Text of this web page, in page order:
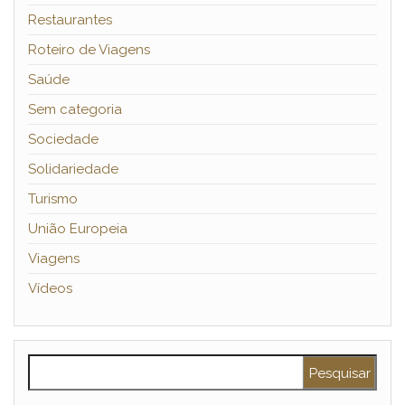
Restaurantes
Roteiro de Viagens
Saúde
Sem categoria
Sociedade
Solidariedade
Turismo
União Europeia
Viagens
Vídeos